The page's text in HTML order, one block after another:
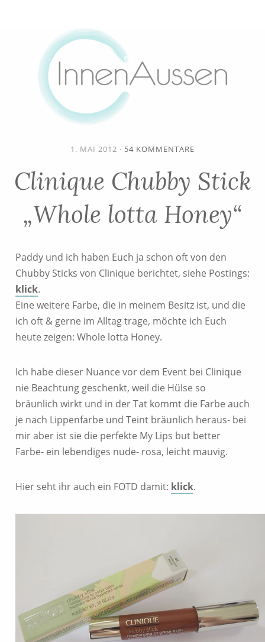
1. MAI 2012 · 54 KOMMENTARE
Clinique Chubby Stick
„Whole lotta Honey“
Paddy und ich haben Euch ja schon oft von den
Chubby Sticks von Clinique berichtet, siehe Postings:
klick.
Eine weitere Farbe, die in meinem Besitz ist, und die
ich oft & gerne im Alltag trage, möchte ich Euch
heute zeigen: Whole lotta Honey.
Ich habe dieser Nuance vor dem Event bei Clinique
nie Beachtung geschenkt, weil die Hülse so
bräunlich wirkt und in der Tat kommt die Farbe auch
je nach Lippenfarbe und Teint bräunlich heraus- bei
mir aber ist sie die perfekte My Lips but better
Farbe- ein lebendiges nude- rosa, leicht mauvig.
Hier seht ihr auch ein FOTD damit: klick.